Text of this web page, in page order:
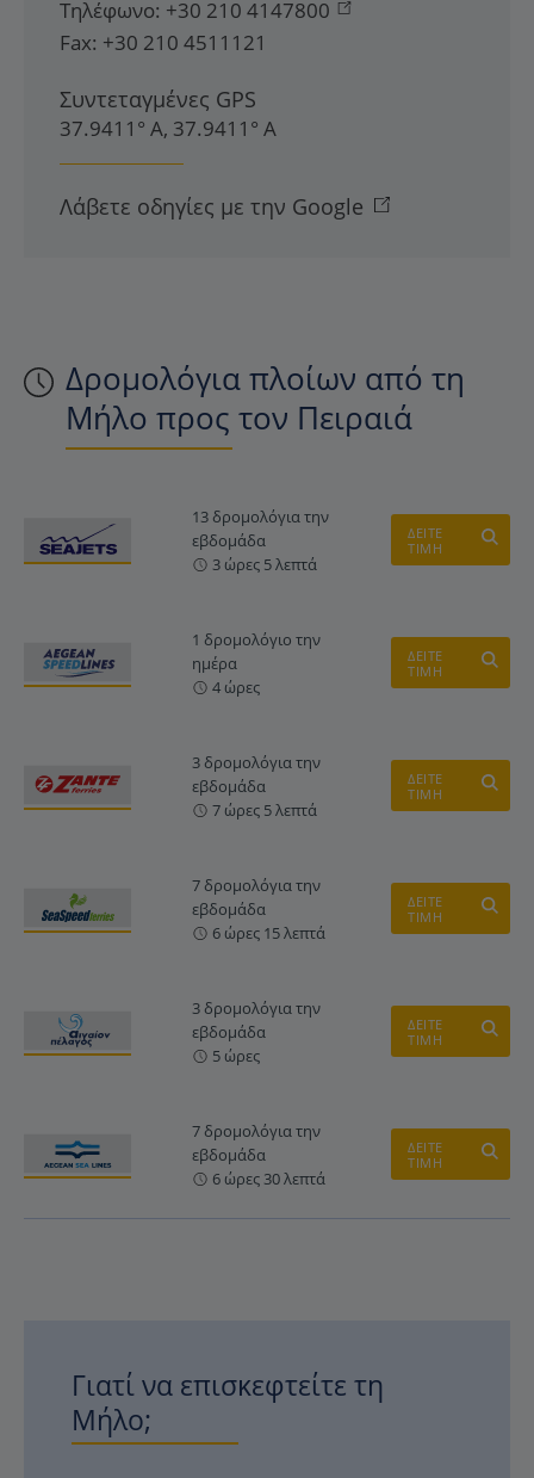
Δρομολόγια πλοίων από τη
Μήλο προς τον Πειραιά
13 δρομολόγια την
εβδομάδα
3 ώρες 5 λεπτά
ΔΕΙΤΕ
ΤΙΜΗ
1 δρομολόγιο την
ημέρα
4 ώρες
ΔΕΙΤΕ
ΤΙΜΗ
3 δρομολόγια την
εβδομάδα
7 ώρες 5 λεπτά
ΔΕΙΤΕ
ΤΙΜΗ
7 δρομολόγια την
εβδομάδα
6 ώρες 15 λεπτά
ΔΕΙΤΕ
ΤΙΜΗ
3 δρομολόγια την
εβδομάδα
5 ώρες
ΔΕΙΤΕ
ΤΙΜΗ
7 δρομολόγια την
εβδομάδα
6 ώρες 30 λεπτά
ΔΕΙΤΕ
ΤΙΜΗ
Γιατί να επισκεφτείτε τη
Μήλο;
Τηλέφωνο: +30 210 4147800
Fax: +30 210 4511121
Συντεταγμένες GPS
37.9411° Α, 37.9411° Α
Λάβετε οδηγίες με την Google